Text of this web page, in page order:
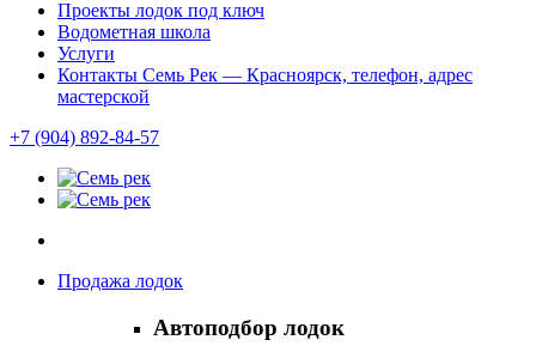
Проекты лодок под ключ
Водометная школа
Услуги
Контакты Семь Рек — Красноярск, телефон, адрес
мастерской
+7 (904) 892-84-57
Продажа лодок
Автоподбор лодок